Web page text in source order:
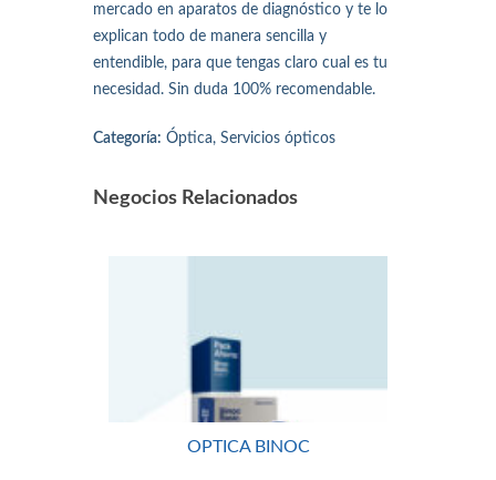
mercado en aparatos de diagnóstico y te lo
explican todo de manera sencilla y
entendible, para que tengas claro cual es tu
necesidad. Sin duda 100% recomendable.
Categoría: Óptica, Servicios ópticos
Negocios Relacionados
OPTICA BINOC